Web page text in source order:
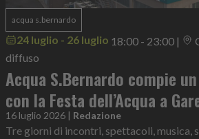
acqua s.bernardo
24 luglio - 26 luglio 18:00 - 23:00 |
diffuso
Acqua S.Bernardo compie
con la Festa dell’Acqua a
16 luglio 2026 | Redazione
Tre giorni di incontri, spettacoli, musica,